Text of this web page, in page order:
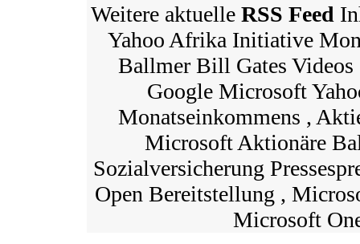
Weitere aktuelle RSS Feed
Yahoo Afrika Initiative
Ballmer Bill Gates Videos
Google Microsoft
Monatseinkommens ,
Microsoft Aktionäre
Sozialversicherung
Open Bereitstellung ,
Microsoft